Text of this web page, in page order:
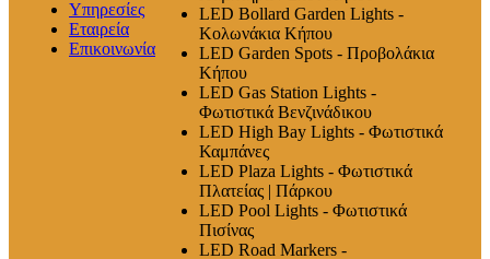
Υπηρεσίες
Εταιρεία
Επικοινωνία
LED Bollard Garden Lights -
Κολωνάκια Κήπου
LED Garden Spots - Προβολάκια
Κήπου
LED Gas Station Lights -
Φωτιστικά Βενζινάδικου
LED High Βay Lights - Φωτιστικά
Καμπάνες
LED Plaza Lights - Φωτιστικά
Πλατείας | Πάρκου
LED Pool Lights - Φωτιστικά
Πισίνας
LED Road Markers -